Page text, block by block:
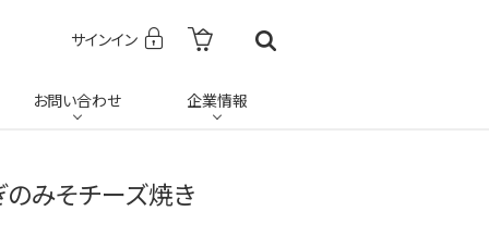
サインイン
お問い合わせ 企業情報
みそチーズ焼き